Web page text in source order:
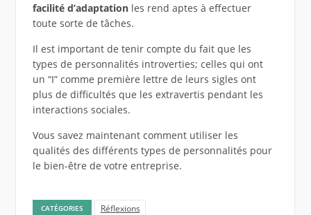
facilité d’adaptationles rend aptes à effectuer
toute sorte de tâches.
Il est important de tenir compte du fait que les
types de personnalités introverties; celles qui ont
un “I” comme première lettre de leurs sigles ont
plus de difficultés que les extravertis pendant les
interactions sociales.
Vous savez maintenant comment utiliser les
qualités des différents types de personnalités pour
le bien-être de votre entreprise.
CATÉGORIES Réflexions